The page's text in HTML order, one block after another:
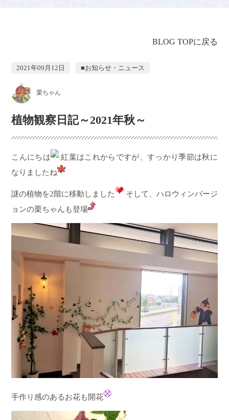
BLOG TOPに戻る
2021年09月12日 ■お知らせ・ニュース
栗ちゃん
植物観察日記～2021年秋～
こんにちは
紅葉はこれからですが、すっかり季節は秋に
なりましたね
謎の植物を2階に移動しました
そして、ハロウィンバージ
ョンの栗ちゃんも登場
手作り感のあるお花も開花